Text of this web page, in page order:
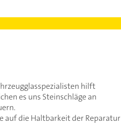
hilft
es uns Steinschläge an
auf die Haltbarkeit der Reparatur